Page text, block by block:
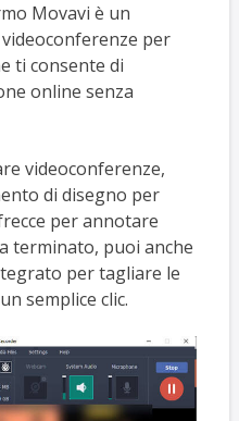
Movavi è un
per
ti consente di
online senza
videoconferenze,
di disegno per
per annotare
terminato, puoi anche
per tagliare le
semplice clic.